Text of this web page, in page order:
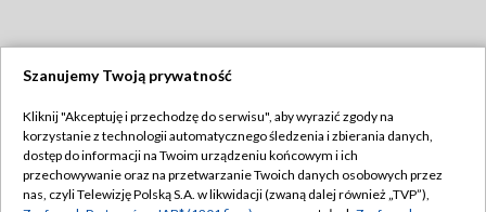
TVP
Abonament TVP
Regulamin TVP
Szanujemy Twoją prywatność
Kliknij "Akceptuję i przechodzę do serwisu", aby wyrazić zgody na
korzystanie z technologii automatycznego śledzenia i zbierania danych,
dostęp do informacji na Twoim urządzeniu końcowym i ich
przechowywanie oraz na przetwarzanie Twoich danych osobowych przez
nas, czyli Telewizję Polską S.A. w likwidacji (zwaną dalej również „TVP”),